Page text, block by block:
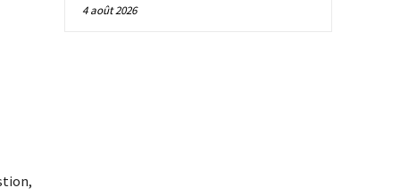
4 août 2026